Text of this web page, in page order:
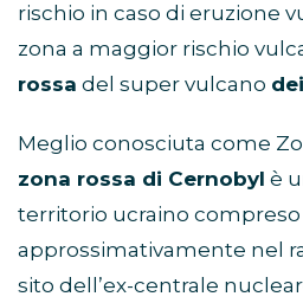
rischio in caso di eruzione
zona a maggior rischio
rossa del super vulcano
Meglio conosciuta come
zona rossa di Cernobyl è
territorio ucraino compreso
approssimativamente nel
sito dell’ex-centrale